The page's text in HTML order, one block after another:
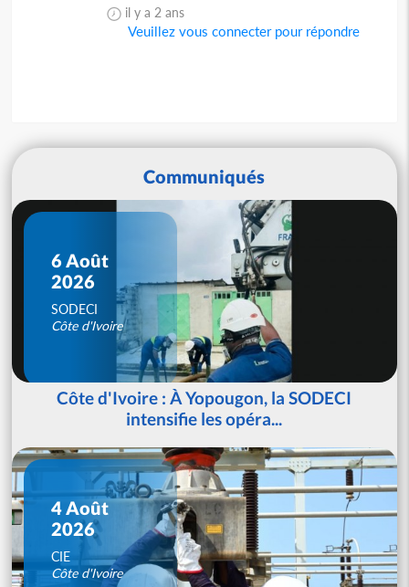
il y a 2 ans
Veuillez vous connecter pour répondre
Communiqués
6 Août
2026
SODECI
Côte d'Ivoire
Côte d'Ivoire : À Yopougon, la SODECI
intensifie les opéra...
4 Août
2026
CIE
Côte d'Ivoire